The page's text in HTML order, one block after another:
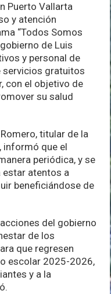
Puerto Vallarta
y atención
“Todos Somos
de Luis
y personal de
servicios gratuitos
con el objetivo de
su salud
titular de la
informó que el
periódica, y se
atentos a
beneficiándose de
del gobierno
de los
que regresen
escolar 2025-2026,
y a la